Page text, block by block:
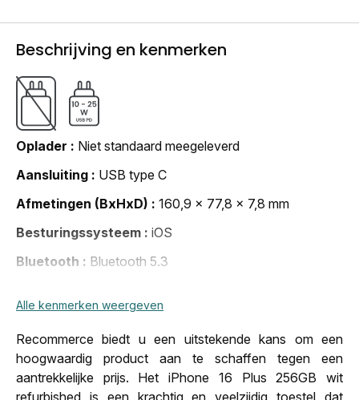
Beschrijving en kenmerken
Oplader
Niet standaard meegeleverd
Aansluiting
USB type C
Afmetingen (BxHxD)
160,9 x 77,8 x 7,8 mm
Besturingssysteem
iOS
Bluetooth
Bluetooth 5.3
Gewicht
199 g
Jack plug
Neen
Alle kenmerken weergeven
Recommerce biedt u een uitstekende kans om een
hoogwaardig product aan te schaffen tegen een
aantrekkelijke prijs. Het iPhone 16 Plus 256GB wit
refurbished is een krachtig en veelzijdig toestel dat